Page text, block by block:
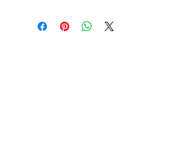
cual se puede lavar sin ningún problema,